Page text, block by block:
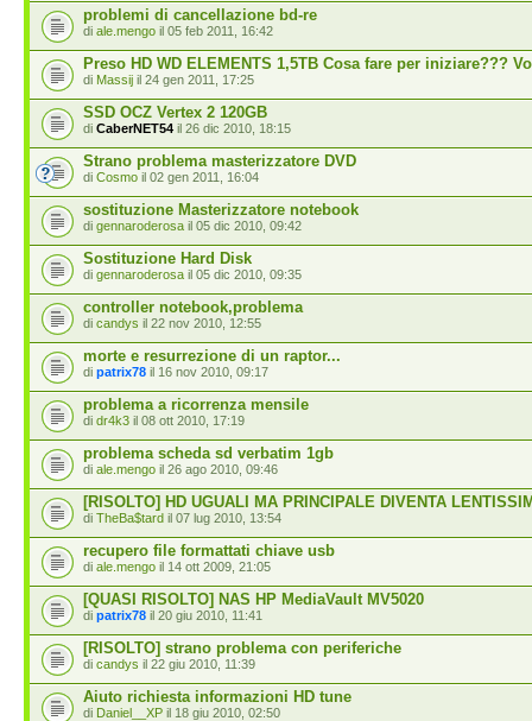
problemi di cancellazione bd-re
di ale.mengo il 05 feb 2011, 16:42
Preso HD WD ELEMENTS 1,5TB Cosa fare per iniziare???
di Massij il 24 gen 2011, 17:25
SSD OCZ Vertex 2 120GB
di CaberNET54 il 26 dic 2010, 18:15
Strano problema masterizzatore DVD
di Cosmo il 02 gen 2011, 16:04
sostituzione Masterizzatore notebook
di gennaroderosa il 05 dic 2010, 09:42
Sostituzione Hard Disk
di gennaroderosa il 05 dic 2010, 09:35
controller notebook,problema
di candys il 22 nov 2010, 12:55
morte e resurrezione di un raptor...
di patrix78 il 16 nov 2010, 09:17
problema a ricorrenza mensile
di dr4k3 il 08 ott 2010, 17:19
problema scheda sd verbatim 1gb
di ale.mengo il 26 ago 2010, 09:46
[RISOLTO] HD UGUALI MA PRINCIPALE DIVENTA
di TheBa$tard il 07 lug 2010, 13:54
recupero file formattati chiave usb
di ale.mengo il 14 ott 2009, 21:05
[QUASI RISOLTO] NAS HP MediaVault MV5020
di patrix78 il 20 giu 2010, 11:41
[RISOLTO] strano problema con periferiche
di candys il 22 giu 2010, 11:39
Aiuto richiesta informazioni HD tune
di Daniel__XP il 18 giu 2010, 02:50